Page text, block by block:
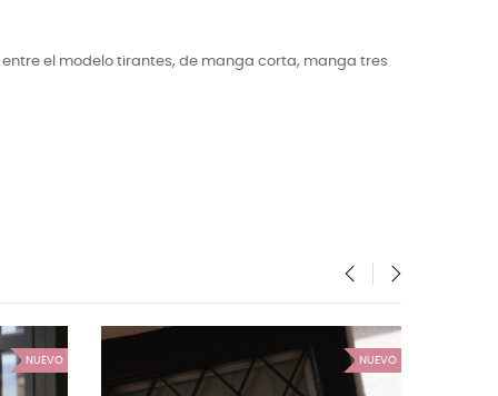
entre el modelo tirantes, de manga corta, manga tres
NUEVO NUEVO